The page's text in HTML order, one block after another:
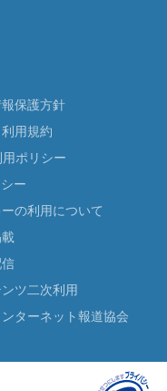
保護方針
用規約
ポリシー
ー
の利用について
ツ二次利用
ターネット報道協会